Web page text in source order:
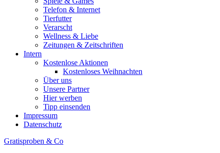
Telefon & Internet
Tierfutter
Verarscht
Wellness & Liebe
Zeitungen & Zeitschriften
Intern
Kostenlose Aktionen
Kostenloses Weihnachten
Über uns
Unsere Partner
Hier werben
Tipp einsenden
Impressum
Datenschutz
Gratisproben & Co